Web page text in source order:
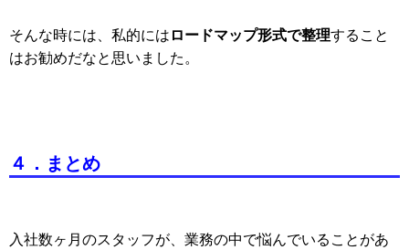
そんな時には、私的にはロードマップ形式で整理すること
はお勧めだなと思いました。
４．まとめ
入社数ヶ月のスタッフが、業務の中で悩んでいることがあ